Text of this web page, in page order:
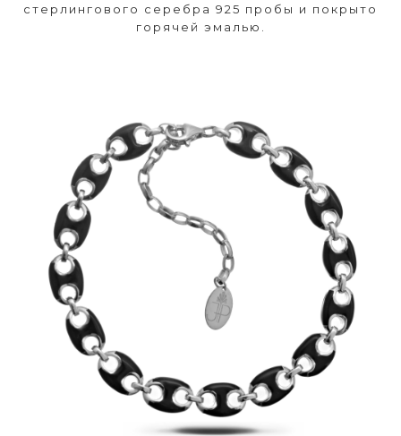
стерлингового серебра 925 пробы и покрыто
горячей эмалью.